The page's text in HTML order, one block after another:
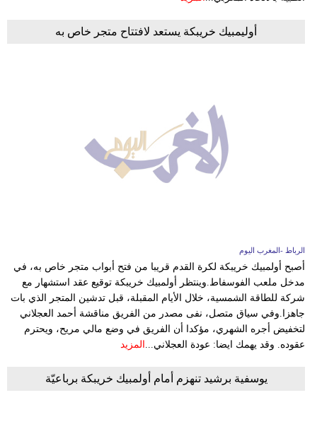
أوليمبيك خريبكة يستعد لافتتاح متجر خاص به
الرباط -المغرب اليوم
أصبح أولمبيك خريبكة لكرة القدم قريبا من فتح أبواب متجر خاص به، في
مدخل ملعب الفوسفاط.وينتظر أولمبيك خريبكة توقيع عقد استشهار مع
شركة للطاقة الشمسية، خلال الأيام المقبلة، قبل تدشين المتجر الذي بات
جاهزا.وفي سياق متصل، نفى مصدر من الفريق مناقشة أحمد العجلاني
لتخفيض أجره الشهري، مؤكدا أن الفريق في وضع مالي مريح، ويحترم
عقوده. وقد يهمك ايضا: عودة العجلاني... المزيد
يوسفية برشيد تنهزم أمام أولمبيك خريبكة برباعيّة